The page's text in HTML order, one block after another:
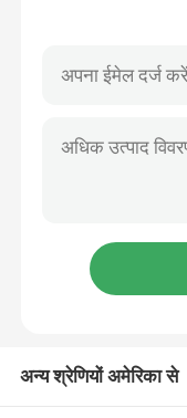
हमारे बारे में
कारखाने का दौरा
समाचार
अन्य श्रेणियों अमेरिका से